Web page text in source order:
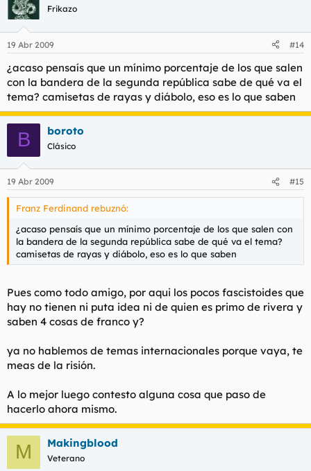
Frikazo
19 Abr 2009 #14
¿acaso pensaís que un mínimo porcentaje de los que salen
con la bandera de la segunda república sabe de qué va el
tema? camisetas de rayas y diábolo, eso es lo que saben
B boroto
Clásico
19 Abr 2009 #15
Franz Ferdinand rebuznó:
¿acaso pensaís que un mínimo porcentaje de los que salen con
la bandera de la segunda república sabe de qué va el tema?
camisetas de rayas y diábolo, eso es lo que saben
Pues como todo amigo, por aqui los pocos fascistoides que
hay no tienen ni puta idea ni de quien es primo de rivera y
saben 4 cosas de franco y?
ya no hablemos de temas internacionales porque vaya, te
meas de la risión.
A lo mejor luego contesto alguna cosa que paso de
hacerlo ahora mismo.
M Makingblood
Veterano